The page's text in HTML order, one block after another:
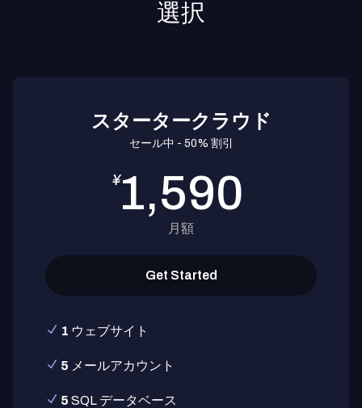
選択
スタータークラウド
セール中 - 50% 割引
¥1,590
月額
Get Started
1 ウェブサイト
5 メールアカウント
5 SQL データベース